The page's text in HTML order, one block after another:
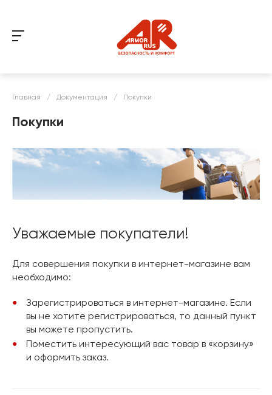
Главная / Документация / Покупки
Покупки
Уважаемые покупатели!
Для совершения покупки в интернет-магазине вам
необходимо:
Зарегистрироваться в интернет-магазине. Если
вы не хотите регистрироваться, то данный пункт
вы можете пропустить.
Поместить интересующий вас товар в «корзину»
и оформить заказ.